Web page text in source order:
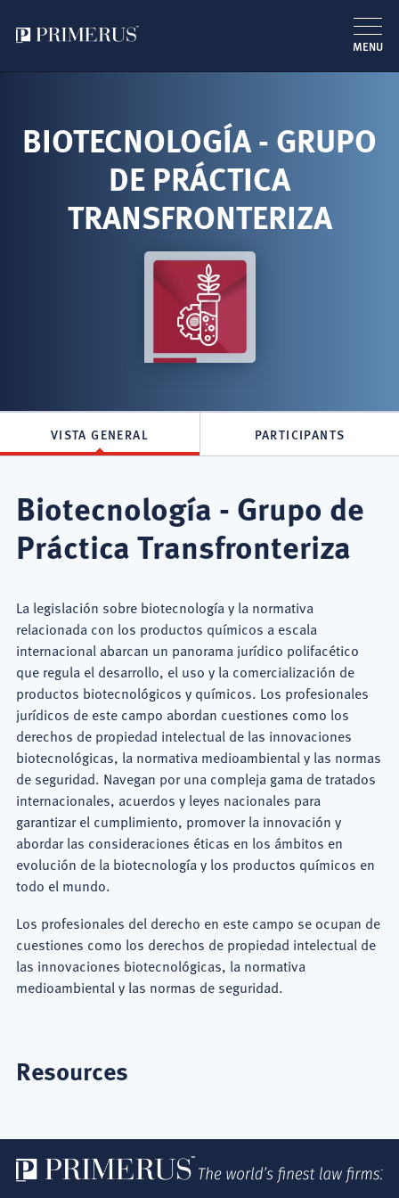
contenido
principal
MENU
BIOTECNOLOGÍA - GRUPO
DE PRÁCTICA
TRANSFRONTERIZA
VISTA GENERAL PARTICIPANTS
Biotecnología - Grupo de
Práctica Transfronteriza
La legislación sobre biotecnología y la normativa
relacionada con los productos químicos a escala
internacional abarcan un panorama jurídico polifacético
que regula el desarrollo, el uso y la comercialización de
productos biotecnológicos y químicos. Los profesionales
jurídicos de este campo abordan cuestiones como los
derechos de propiedad intelectual de las innovaciones
biotecnológicas, la normativa medioambiental y las normas
de seguridad. Navegan por una compleja gama de tratados
internacionales, acuerdos y leyes nacionales para
garantizar el cumplimiento, promover la innovación y
abordar las consideraciones éticas en los ámbitos en
evolución de la biotecnología y los productos químicos en
todo el mundo.
Los profesionales del derecho en este campo se ocupan de
cuestiones como los derechos de propiedad intelectual de
las innovaciones biotecnológicas, la normativa
medioambiental y las normas de seguridad.
Resources